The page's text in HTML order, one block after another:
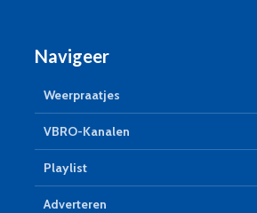
Navigeer
Weerpraatjes
VBRO-Kanalen
Playlist
Adverteren